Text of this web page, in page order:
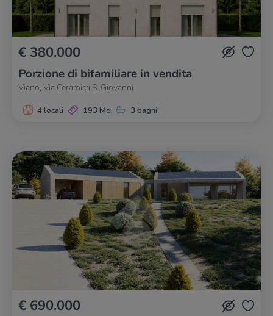
€ 380.000
Porzione di bifamiliare in vendita
Viano, Via Ceramica S. Giovanni
4 locali 193 Mq 3 bagni
€ 690.000